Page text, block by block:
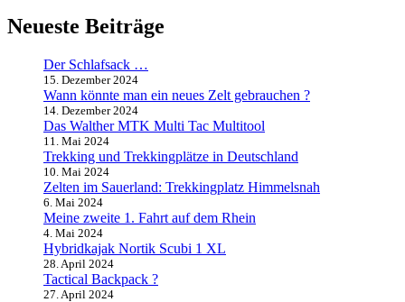
Neueste Beiträge
Der Schlafsack …
15. Dezember 2024
Wann könnte man ein neues Zelt gebrauchen ?
14. Dezember 2024
Das Walther MTK Multi Tac Multitool
11. Mai 2024
Trekking und Trekkingplätze in Deutschland
10. Mai 2024
Zelten im Sauerland: Trekkingplatz Himmelsnah
6. Mai 2024
Meine zweite 1. Fahrt auf dem Rhein
4. Mai 2024
Hybridkajak Nortik Scubi 1 XL
28. April 2024
Tactical Backpack ?
27. April 2024